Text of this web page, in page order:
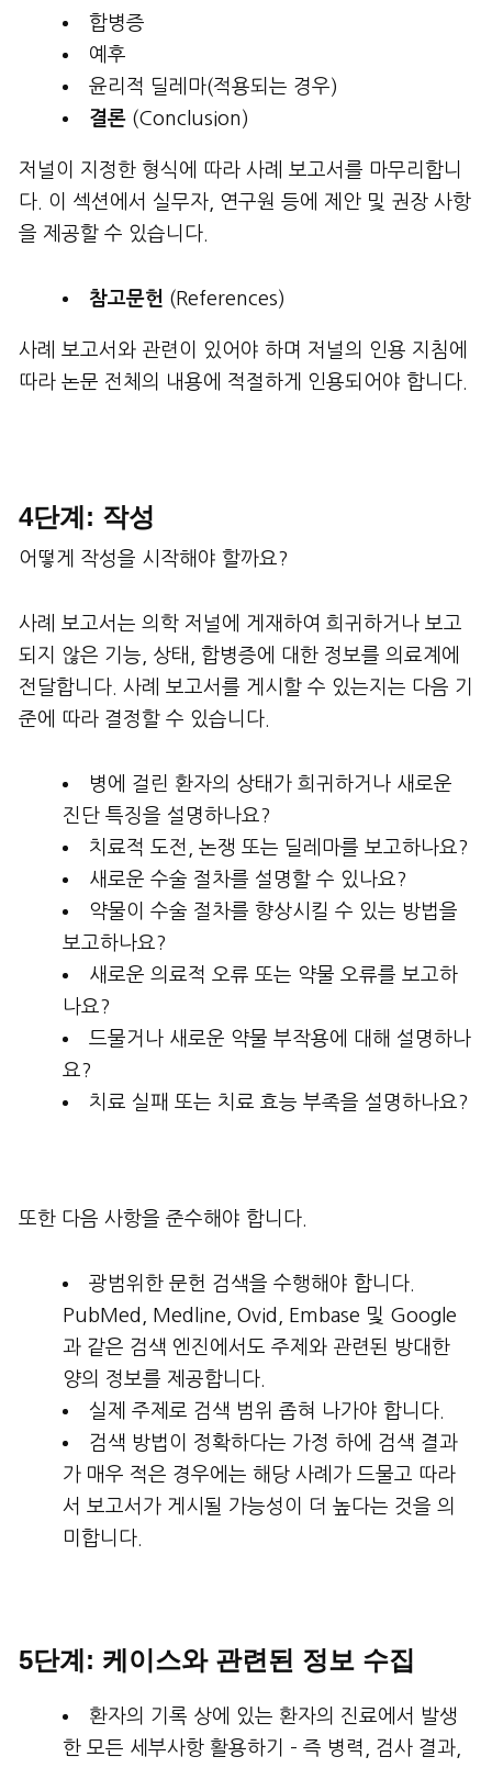
합병증
예후
윤리적 딜레마(적용되는 경우)
결론 (Conclusion)
저널이 지정한 형식에 따라 사례 보고서를 마무리합니
다. 이 섹션에서 실무자, 연구원 등에 제안 및 권장 사항
을 제공할 수 있습니다.
참고문헌 (References)
사례 보고서와 관련이 있어야 하며 저널의 인용 지침에
따라 논문 전체의 내용에 적절하게 인용되어야 합니다.
4단계: 작성
어떻게 작성을 시작해야 할까요?
사례 보고서는 의학 저널에 게재하여 희귀하거나 보고
되지 않은 기능, 상태, 합병증에 대한 정보를 의료계에
전달합니다. 사례 보고서를 게시할 수 있는지는 다음 기
준에 따라 결정할 수 있습니다.
병에 걸린 환자의 상태가 희귀하거나 새로운
진단 특징을 설명하나요?
치료적 도전, 논쟁 또는 딜레마를 보고하나요?
새로운 수술 절차를 설명할 수 있나요?
약물이 수술 절차를 향상시킬 수 있는 방법을
보고하나요?
새로운 의료적 오류 또는 약물 오류를 보고하
나요?
드물거나 새로운 약물 부작용에 대해 설명하나
요?
치료 실패 또는 치료 효능 부족을 설명하나요?
또한 다음 사항을 준수해야 합니다.
광범위한 문헌 검색을 수행해야 합니다.
PubMed, Medline, Ovid, Embase 및 Google
과 같은 검색 엔진에서도 주제와 관련된 방대한
양의 정보를 제공합니다.
실제 주제로 검색 범위 좁혀 나가야 합니다.
검색 방법이 정확하다는 가정 하에 검색 결과
가 매우 적은 경우에는 해당 사례가 드물고 따라
서 보고서가 게시될 가능성이 더 높다는 것을 의
미합니다.
5단계: 케이스와 관련된 정보 수집
환자의 기록 상에 있는 환자의 진료에서 발생
한 모든 세부사항 활용하기 – 즉 병력, 검사 결과,